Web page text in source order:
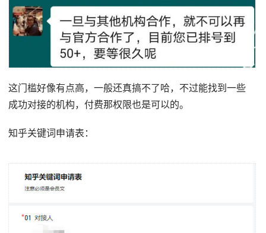
这门槛好像有点高，一般还真搞不了哈，不过能找到一些
成功对接的机构，付费那权限也是可以的。
知乎关键词申请表：